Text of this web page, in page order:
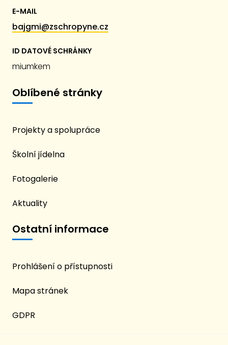
E-MAIL
bajgmi@zschropyne.cz
ID DATOVÉ SCHRÁNKY
miumkem
Oblíbené stránky
Projekty a spolupráce
Školní jídelna
Fotogalerie
Aktuality
Ostatní informace
Prohlášení o přístupnosti
Mapa stránek
GDPR